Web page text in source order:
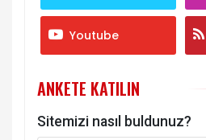
Youtube
ANKETE KATILIN
Sitemizi nasıl buldunuz?